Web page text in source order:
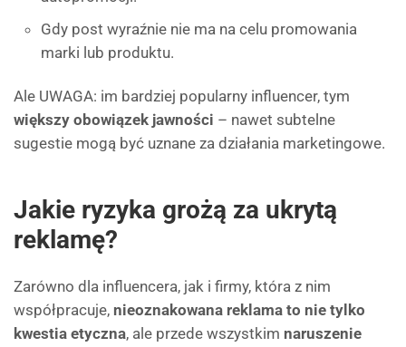
Gdy post wyraźnie nie ma na celu promowania
marki lub produktu.
Ale UWAGA: im bardziej popularny influencer, tym
większy obowiązek jawności – nawet subtelne
sugestie mogą być uznane za działania marketingowe.
Jakie ryzyka grożą za ukrytą
reklamę?
Zarówno dla influencera, jak i firmy, która z nim
współpracuje, nieoznakowana reklama to nie tylko
kwestia etyczna, ale przede wszystkim naruszenie